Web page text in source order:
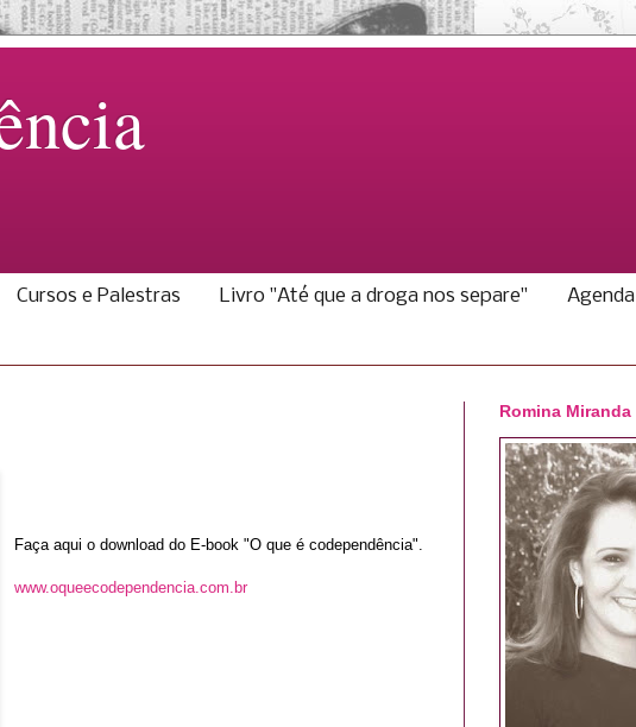
Cursos e Palestras Livro "Até que a droga nos separe" Agenda
Faça aqui o download do E-book "O que é codependência".
www.oqueecodependencia.com.br
Romina Miranda